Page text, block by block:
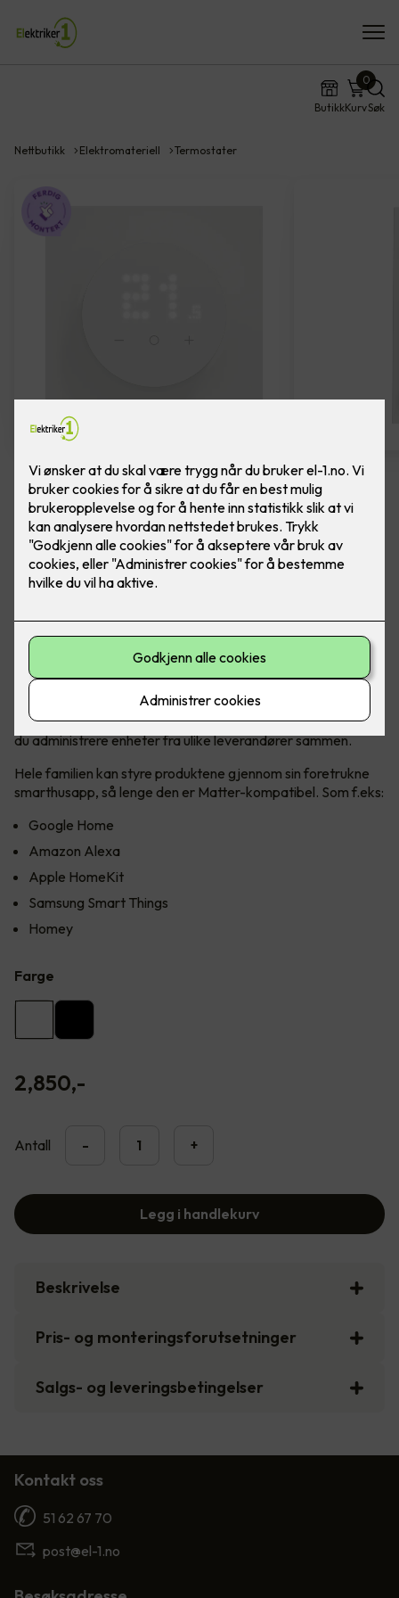
ButikkKurv
0
Søk
Nettbutikk Elektromateriell Termostater
Bytte av termostat - ELKO One
Hvit
Bytte av termostat, til ELKO One Matter
termostat, i fargen hvit. Inkludert montering.
Den er rask og brukervennlig med forhåndsinnstillinger, og
den er enkel å installere og kontrollere. Du trenger ikke
internettforbindelse for å installere eller bruke termostatens
grunnleggende funksjoner. Når den er koblet til Matter, kan
du administrere enheter fra ulike leverandører sammen.
Hele familien kan styre produktene gjennom sin foretrukne
smarthusapp, så lenge den er Matter-kompatibel. Som f.eks:
Google Home
Amazon Alexa
Apple HomeKit
Samsung Smart Things
Homey
Farge
2,850,-
Antall - +
Legg i handlekurv
Beskrivelse
Pris- og monteringsforutsetninger
Salgs- og leveringsbetingelser
Kontakt oss
51 62 67 70
post@el-1.no